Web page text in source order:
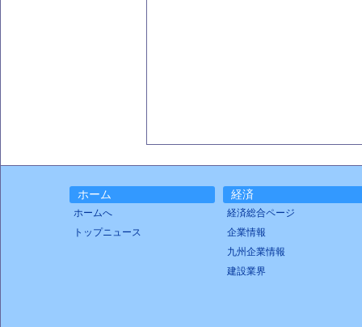
ホーム
ホームへ
トップニュース
経済
経済総合ページ
企業情報
九州企業情報
建設業界